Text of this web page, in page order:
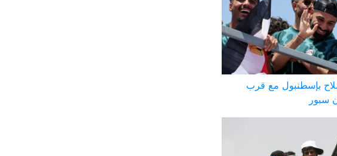
بإسطنبول مع قرب
سبور